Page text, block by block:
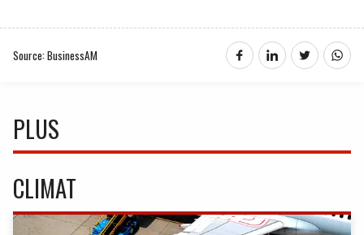
Source: BusinessAM
PLUS
CLIMAT